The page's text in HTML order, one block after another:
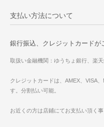
支払い方法について
銀行振込、クレジットカードが
取扱い金融機関：ゆうちょ銀行、楽
クレジットカードは、AMEX、VISA
す。分割払い可能。
お近くの方は店鋪にてお支払い頂く事